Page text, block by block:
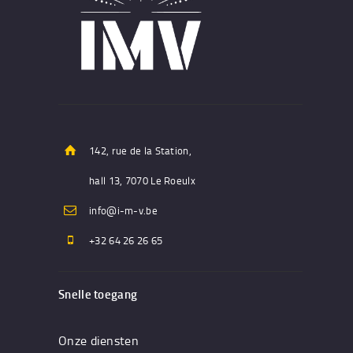
142, rue de la Station,
hall 13, 7070 Le Roeulx
info@i-m-v.be
+32 64 26 26 65
Snelle toegang
Onze diensten